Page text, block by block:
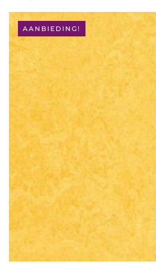
AANBIEDING!